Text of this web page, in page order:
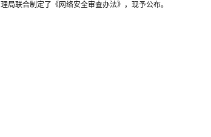
理局联合制定了《网络安全审查办法》，现予公布。